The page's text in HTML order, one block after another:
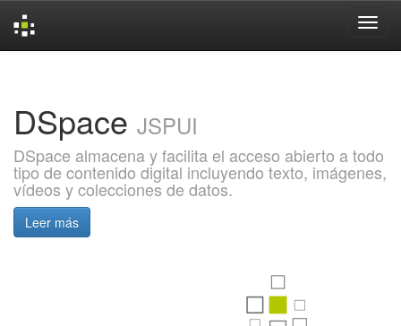
DSpace JSPUI
DSpace almacena y facilita el acceso abierto a todo
tipo de contenido digital incluyendo texto, imágenes,
vídeos y colecciones de datos.
Leer más